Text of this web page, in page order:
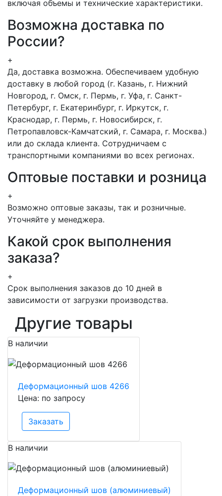
включая объемы и технические характеристики.
Возможна доставка по
России?
+
Да, доставка возможна. Обеспечиваем удобную
доставку в любой город (г. Казань, г. Нижний
Новгород, г. Омск, г. Пермь, г. Уфа, г. Санкт-
Петербург, г. Екатеринбург, г. Иркутск, г.
Краснодар, г. Пермь, г. Новосибирск, г.
Петропавловск-Камчатский, г. Самара, г. Москва.)
или до склада клиента. Сотрудничаем с
транспортными компаниями во всех регионах.
Оптовые поставки и розница
+
Возможно оптовые заказы, так и розничные.
Уточняйте у менеджера.
Какой срок выполнения
заказа?
+
Срок выполнения заказов до 10 дней в
зависимости от загрузки производства.
Другие товары
В наличии
Деформационный шов 4266
Цена: по запросу
Заказать
В наличии
Деформационный шов (алюминиевый)